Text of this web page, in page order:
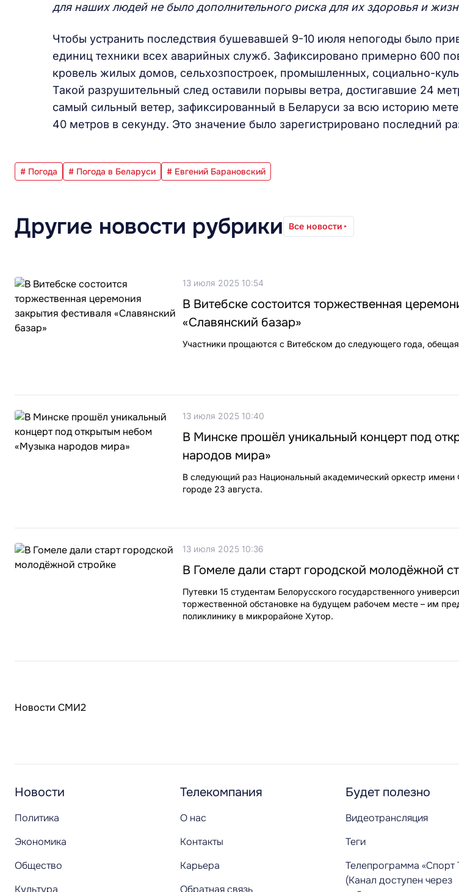
для наших людей не было дополнительного риска для их здоровья и
Чтобы устранить последствия бушевавшей 9-10 июля непогоды было
единиц техники всех аварийных служб. Зафиксировано примерно 600
кровель жилых домов, сельхозпостроек, промышленных, социально-
Такой разрушительный след оставили порывы ветра, достигавшие 24
самый сильный ветер, зафиксированный в Беларуси за всю историю
40 метров в секунду. Это значение было зарегистрировано последний
# Погода # Погода в Беларуси # Евгений Барановский
Другие новости рубрики Все новости
13 июля 2025 10:54
В Витебске состоится торжественная
«Славянский базар»
Участники прощаются с Витебском до следующего года,
13 июля 2025 10:40
В Минске прошёл уникальный концерт под
народов мира»
В следующий раз Национальный академический оркестр имени
городе 23 августа.
13 июля 2025 10:36
В Гомеле дали старт городской молодёжной
Путевки 15 студентам Белорусского государственного
торжественной обстановке на будущем рабочем месте – им
поликлинику в микрорайоне Хутор.
Новости СМИ2
Новости
Политика
Экономика
Общество
Культура
Телекомпания
О нас
Контакты
Карьера
Обратная связь
Будет полезно
Видеотрансляция
Теги
Телепрограмма «Спорт
(Канал доступен через